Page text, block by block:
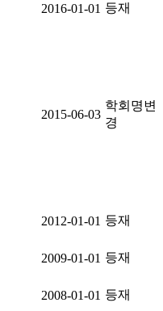
2016-01-01 등재
2015-06-03
학회명변
경
2012-01-01 등재
2009-01-01 등재
2008-01-01 등재